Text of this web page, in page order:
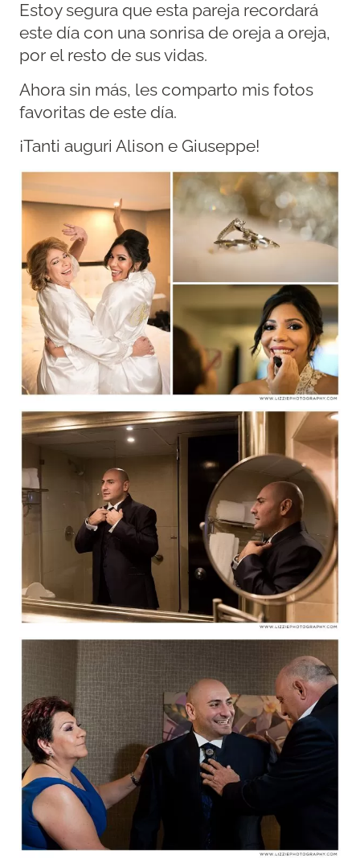
Estoy segura que esta pareja recordará
este día con una sonrisa de oreja a oreja,
por el resto de sus vidas.
Ahora sin más, les comparto mis fotos
favoritas de este día.
¡Tanti auguri Alison e Giuseppe!